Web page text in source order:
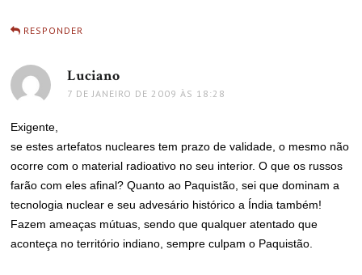
RESPONDER
Luciano
7 DE JANEIRO DE 2009 ÀS 18:28
Exigente,
se estes artefatos nucleares tem prazo de validade, o mesmo não
ocorre com o material radioativo no seu interior. O que os russos
farão com eles afinal? Quanto ao Paquistão, sei que dominam a
tecnologia nuclear e seu advesário histórico a Índia também!
Fazem ameaças mútuas, sendo que qualquer atentado que
aconteça no território indiano, sempre culpam o Paquistão.